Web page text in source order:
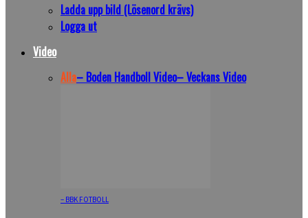
Ladda upp bild (Lösenord krävs)
Logga ut
Video
Alla– Boden Handboll Video– Veckans Video
– BBK FOTBOLL